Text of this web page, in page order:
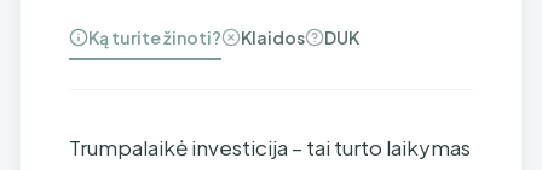
Ką turite žinoti? Klaidos DUK
Trumpalaikė investicija – tai turto laikymas